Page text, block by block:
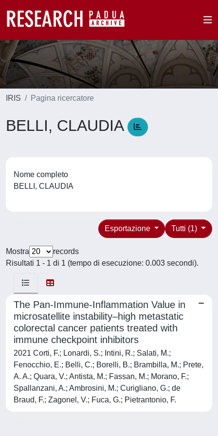
IRIS Pagina ricercatore
BELLI, CLAUDIA
Nome completo
BELLI, CLAUDIA
Tutti (1)
Esportazione
Mostra
records
Risultati 1 - 1 di 1 (tempo di esecuzione: 0.003 secondi).
The Pan-Immune-Inflammation Value in
microsatellite instability–high metastatic
colorectal cancer patients treated with
immune checkpoint inhibitors
2021 Corti, F.; Lonardi, S.; Intini, R.; Salati, M.;
Fenocchio, E.; Belli, C.; Borelli, B.; Brambilla, M.; Prete,
A. A.; Quara, V.; Antista, M.; Fassan, M.; Morano, F.;
Spallanzani, A.; Ambrosini, M.; Curigliano, G.; de
Braud, F.; Zagonel, V.; Fuca, G.; Pietrantonio, F.